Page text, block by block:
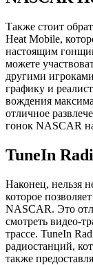
Также стоит
Heat Mobile,
настоящим
можете
другими
графику и
вождения
отличное
гонок NASCAR
TuneIn
Наконец, нельзя
которое
NASCAR. Это
смотреть видео-
трассе. TuneIn
радиостанций,
также